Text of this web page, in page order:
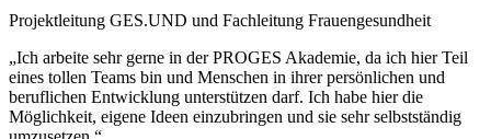
Projektleitung GES.UND und Fachleitung Frauengesundheit
„Ich arbeite sehr gerne in der PROGES Akademie, da ich hier Teil
eines tollen Teams bin und Menschen in ihrer persönlichen und
beruflichen Entwicklung unterstützen darf. Ich habe hier die
Möglichkeit, eigene Ideen einzubringen und sie sehr selbstständig